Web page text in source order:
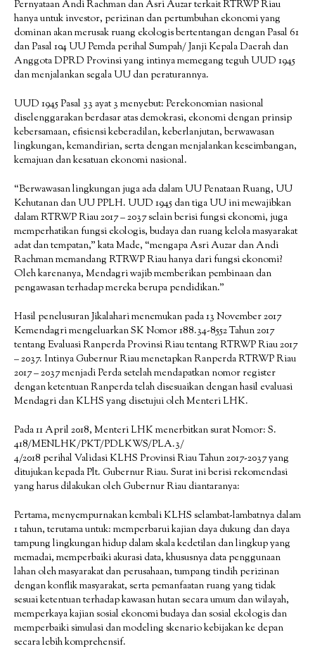
Pernyataan Andi Rachman dan Asri Auzar terkait RTRWP Riau
hanya untuk investor, perizinan dan pertumbuhan ekonomi yang
dominan akan merusak ruang ekologis bertentangan dengan Pasal 61
dan Pasal 104 UU Pemda perihal Sumpah/ Janji Kepala Daerah dan
Anggota DPRD Provinsi yang intinya memegang teguh UUD 1945
dan menjalankan segala UU dan peraturannya.
UUD 1945 Pasal 33 ayat 3 menyebut: Perekonomian nasional
diselenggarakan berdasar atas demokrasi, ekonomi dengan prinsip
kebersamaan, efisiensi keberadilan, keberlanjutan, berwawasan
lingkungan, kemandirian, serta dengan menjalankan keseimbangan,
kemajuan dan kesatuan ekonomi nasional.
“Berwawasan lingkungan juga ada dalam UU Penataan Ruang, UU
Kehutanan dan UU PPLH. UUD 1945 dan tiga UU ini mewajibkan
dalam RTRWP Riau 2017 – 2037 selain berisi fungsi ekonomi, juga
memperhatikan fungsi ekologis, budaya dan ruang kelola masyarakat
adat dan tempatan,” kata Made, “mengapa Asri Auzar dan Andi
Rachman memandang RTRWP Riau hanya dari fungsi ekonomi?
Oleh karenanya, Mendagri wajib memberikan pembinaan dan
pengawasan terhadap mereka berupa pendidikan.”
Hasil penelusuran Jikalahari menemukan pada 13 November 2017
Kemendagri mengeluarkan SK Nomor 188.34-8552 Tahun 2017
tentang Evaluasi Ranperda Provinsi Riau tentang RTRWP Riau 2017
– 2037. Intinya Gubernur Riau menetapkan Ranperda RTRWP Riau
2017 – 2037 menjadi Perda setelah mendapatkan nomor register
dengan ketentuan Ranperda telah disesuaikan dengan hasil evaluasi
Mendagri dan KLHS yang disetujui oleh Menteri LHK.
Pada 11 April 2018, Menteri LHK menerbitkan surat Nomor: S.
418/MENLHK/PKT/PDLKWS/PLA.3/
4/2018 perihal Validasi KLHS Provinsi Riau Tahun 2017-2037 yang
ditujukan kepada Plt. Gubernur Riau. Surat ini berisi rekomendasi
yang harus dilakukan oleh Gubernur Riau diantaranya:
Pertama, menyempurnakan kembali KLHS selambat-lambatnya dalam
1 tahun, terutama untuk: memperbarui kajian daya dukung dan daya
tampung lingkungan hidup dalam skala kedetilan dan lingkup yang
memadai, memperbaiki akurasi data, khususnya data penggunaan
lahan oleh masyarakat dan perusahaan, tumpang tindih perizinan
dengan konflik masyarakat, serta pemanfaatan ruang yang tidak
sesuai ketentuan terhadap kawasan hutan secara umum dan wilayah,
memperkaya kajian sosial ekonomi budaya dan sosial ekologis dan
memperbaiki simulasi dan modeling skenario kebijakan ke depan
secara lebih komprehensif.